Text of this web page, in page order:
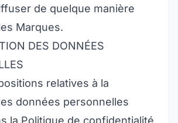
de quelque manière
Marques.
DES DONNÉES
relatives à la
données personnelles
la Politique de confidentialité